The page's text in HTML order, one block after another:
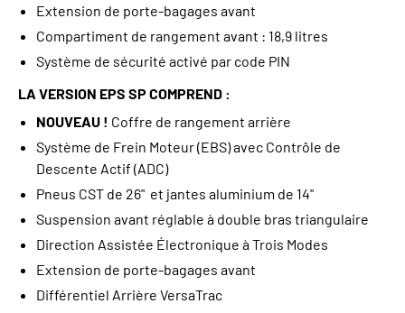
Extension de porte-bagages avant
Compartiment de rangement avant : 18,9 litres
Système de sécurité activé par code PIN
LA VERSION EPS SP COMPREND :
NOUVEAU ! Coffre de rangement arrière
Système de Frein Moteur (EBS) avec Contrôle de
Descente Actif (ADC)
Pneus CST de 26" et jantes aluminium de 14"
Suspension avant réglable à double bras triangulaire
Direction Assistée Électronique à Trois Modes
Extension de porte-bagages avant
Différentiel Arrière VersaTrac